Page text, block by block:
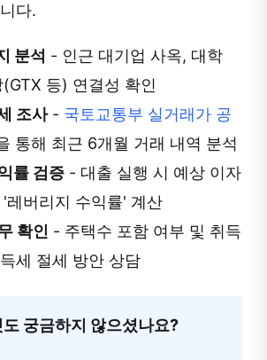
다.
분석 - 인근 대기업 사옥, 대학
등) 연결성 확인
조사- 국토교통부 실거래가 공
통해 최근 6개월 거래 내역 분석
률 검증 - 대출 실행 시 예상 이자
레버리지 수익률' 계산
확인 - 주택수 포함 여부 및 취득
세 절세 방안 상담
궁금하지 않으셨나요?